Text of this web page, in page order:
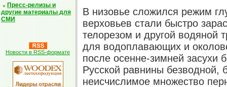
Пресс-релизы и
другие материалы для
СМИ
Новости в RSS-формате
В низовье сложился режим
верховьев стали быстро
телорезом и другой водяной
для водоплавающих и
после осенне-зимней засухи
Русской равнины безводной,
неисчислимое множество